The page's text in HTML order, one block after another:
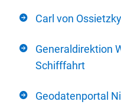
Carl von
Generaldirektion
Schifffahrt
Geodatenportal